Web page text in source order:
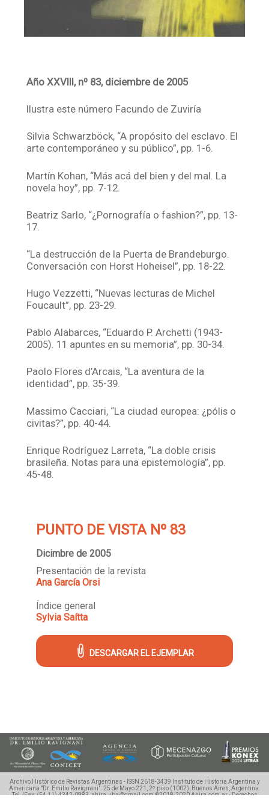
Año XXVIII, nº 83, diciembre de 2005
Ilustra este número Facundo de Zuviría
Silvia Schwarzböck, “A propósito del esclavo. El
arte contemporáneo y su público”, pp. 1-6.
Martín Kohan, “Más acá del bien y del mal. La
novela hoy”, pp. 7-12.
Beatriz Sarlo, “¿Pornografía o fashion?”, pp. 13-
17.
“La destrucción de la Puerta de Brandeburgo.
Conversación con Horst Hoheisel”, pp. 18-22.
Hugo Vezzetti, “Nuevas lecturas de Michel
Foucault”, pp. 23-29.
Pablo Alabarces, “Eduardo P. Archetti (1943-
2005). 11 apuntes en su memoria”, pp. 30-34.
Paolo Flores d’Arcais, “La aventura de la
identidad”, pp. 35-39.
Massimo Cacciari, “La ciudad europea: ¿pólis o
civitas?”, pp. 40-44.
Enrique Rodríguez Larreta, “La doble crisis
brasileña. Notas para una epistemología”, pp.
45-48.
PUNTO DE VISTA Nº 83
Dicimbre de 2005
Presentación de la revista
Ana García Orsi
Índice general
Sylvia Saítta
DESCARGAR EL EJEMPLAR
Archivo Histórico de Revistas Argentinas - ISSN 2618-3439
Instituto de Historia Argentina y
Americana "Dr. Emilio Ravignani". 25 de Mayo 221, 2º piso (1002), Buenos Aires, Argentina.
Tel./Fax: (54 11) 4342-0983, ahira.uba@gmail.com©2018-2020 Ahira.com.ar - Derechos